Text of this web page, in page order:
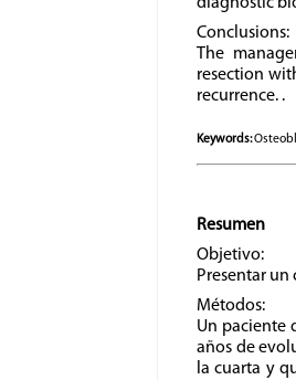
Conclusions:
The
resection
recurrence. .
Keywords:
Resumen
Objetivo:
Presentar
Métodos:
Un paciente
años de
la cuarta y